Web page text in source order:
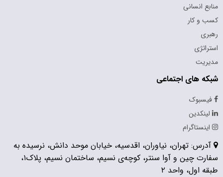
منابع انسانی
کسب و کار
رهبری
استراتژی
مدیریت
شبکه های اجتماعی
فیسبوک
لینکدین
اینستاگرام
آدرس: تهران، نیاوران، اقدسیه، خیابان موحد دانش، نرسیده به
سفارت چین و آوا سنتر، کوچه‌ی نسیم، ساختمان نسیم، پلاک۱،
طبقه اول، واحد ۲